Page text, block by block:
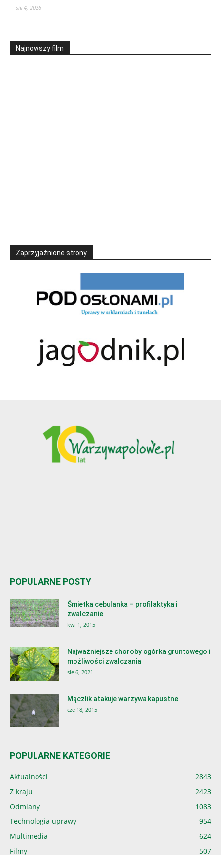
sie 4, 2026
Najnowszy film
Zaprzyjaźnione strony
POPULARNE POSTY
Śmietka cebulanka – profilaktyka i
zwalczanie
kwi 1, 2015
Najważniejsze choroby ogórka gruntowego i
możliwości zwalczania
sie 6, 2021
Mączlik atakuje warzywa kapustne
cze 18, 2015
POPULARNE KATEGORIE
Aktualności
2843
Z kraju
2423
Odmiany
1083
Technologia uprawy
954
Multimedia
624
Filmy
507